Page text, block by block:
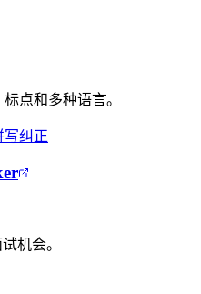
点和多种语言。
写纠正
机会。